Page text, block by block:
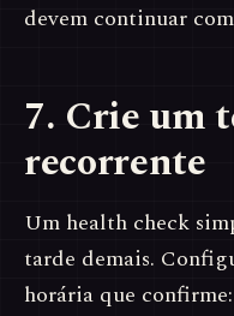
devem continuar
7. Crie um
recorrente
Um health check
tarde demais.
horária que confirme: